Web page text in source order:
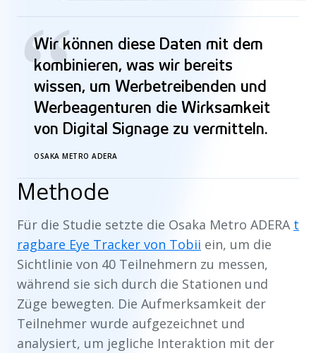
“
Wir können diese Daten mit dem
kombinieren, was wir bereits
wissen, um Werbetreibenden und
Werbeagenturen die Wirksamkeit
von Digital Signage zu vermitteln.
OSAKA METRO ADERA
Methode
Für die Studie setzte die Osaka Metro ADERA t
ragbare Eye Tracker von Tobii ein, um die
Sichtlinie von 40 Teilnehmern zu messen,
während sie sich durch die Stationen und
Züge bewegten. Die Aufmerksamkeit der
Teilnehmer wurde aufgezeichnet und
analysiert, um jegliche Interaktion mit der